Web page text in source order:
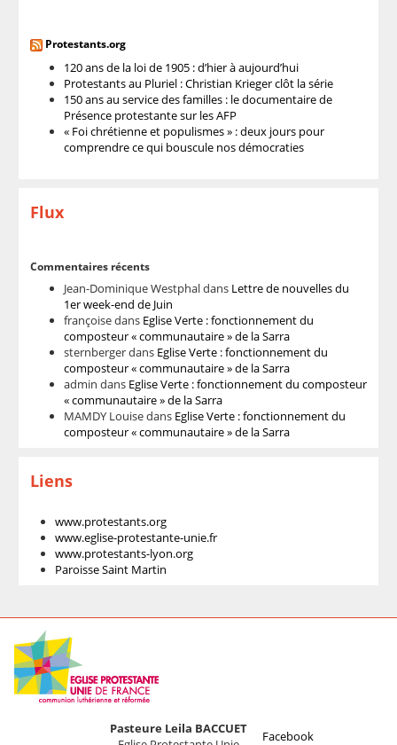
Protestants.org
120 ans de la loi de 1905 : d’hier à aujourd’hui
Protestants au Pluriel : Christian Krieger clôt la série
150 ans au service des familles : le documentaire de
Présence protestante sur les AFP
« Foi chrétienne et populismes » : deux jours pour
comprendre ce qui bouscule nos démocraties
Flux
Commentaires récents
Jean-Dominique Westphaldans Lettre de nouvelles du
1er week-end de Juin
françoisedans Eglise Verte : fonctionnement du
composteur « communautaire » de la Sarra
sternbergerdans Eglise Verte : fonctionnement du
composteur « communautaire » de la Sarra
admin dans Eglise Verte : fonctionnement du composteur
« communautaire » de la Sarra
MAMDY Louisedans Eglise Verte : fonctionnement du
composteur « communautaire » de la Sarra
Liens
www.protestants.org
www.eglise-protestante-unie.fr
www.protestants-lyon.org
Paroisse Saint Martin
Pasteure Leila BACCUET
Facebook